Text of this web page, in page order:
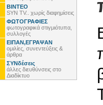
ΒΙΝΤΕΟ
SYN TV.. χωρίς διαφημίσεις
ΦΩΤΟΓΡΑΦΙΕΣ
φωτογραφικά στιγμιότυπα,
συλλογές
ΕΙΠΑΝ,ΕΓΡΑΨΑΝ
ομιλίες, συνεντεύξεις &
άρθρα
ΣΥΝδέσεις
άλλες διευθύνσεις στο
Διαδίκτυο